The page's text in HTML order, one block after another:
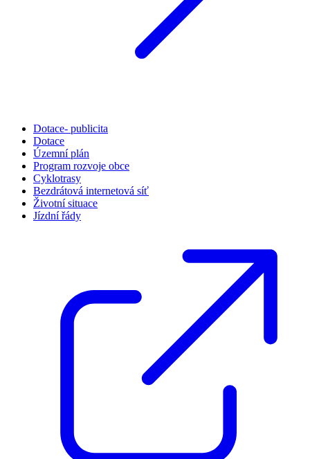
Dotace- publicita
Dotace
Územní plán
Program rozvoje obce
Cyklotrasy
Bezdrátová internetová síť
Životní situace
Jízdní řády